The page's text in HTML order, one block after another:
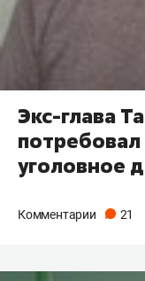
Экс-глава
потребовал
уголовное
Комментарии 21